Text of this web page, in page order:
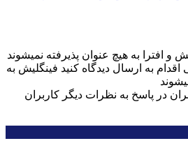
افترا به هیچ عنوان پذیرفته نمیشوند
اقدام به ارسال دیدگاه کنید فینگلیش به
در پاسخ به نظرات دیگر کاربران